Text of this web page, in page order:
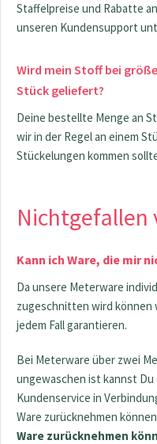
Staffelpreise und Rabatte
unseren Kundensupport
Wird mein Stoff bei
Stück geliefert?
Deine bestellte Menge an
wir in der Regel an einem
Stückelungen kommen
Nichtgefallen
Kann ich Ware, die mir
Da unsere Meterware
zugeschnitten wird können
jedem Fall garantieren.
Bei Meterware über zwei
ungewaschen ist kannst
Kundenservice in
Ware zurücknehmen
Ware zurücknehmen